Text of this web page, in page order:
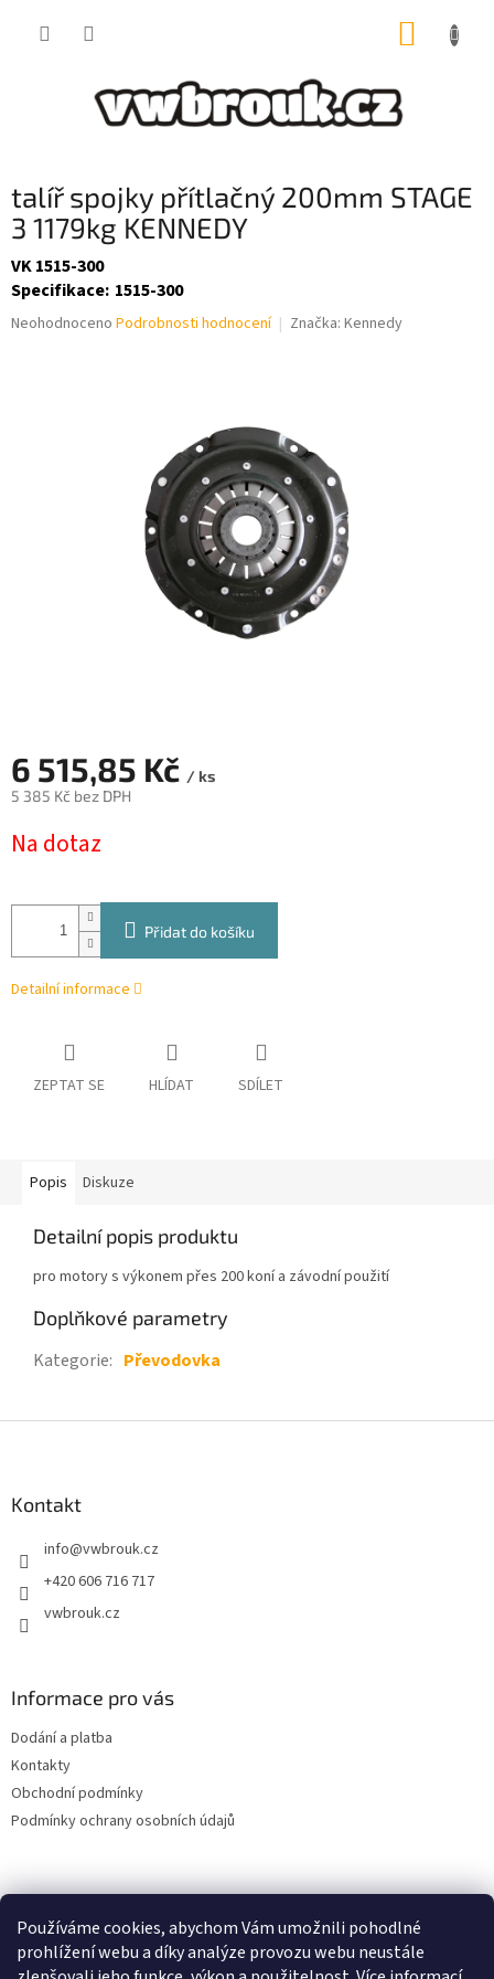
Používáme cookies, abychom Vám umožnili pohodlné
prohlížení webu a díky analýze provozu webu neustále
talíř spojky přítlačný 200mm STAGE
3 1179kg KENNEDY
VK 1515-300
Specifikace: 1515-300
Průměrné
Neohodnoceno Podrobnosti hodnocení Značka: Kennedy
6 515,85 Kč / ks
5 385 Kč bez DPH
cena:
Na dotaz
Přidat do košíku
Detailní informace
ZEPTAT SE HLÍDAT SDÍLET
Popis Diskuze
Detailní popis produktu
pro motory s výkonem přes 200 koní a závodní použití
Doplňkové parametry
Kategorie: Převodovka
Kontakt
info@vwbrouk.cz
+420 606 716 717
vwbrouk.cz
Informace pro vás
Dodání a platba
Kontakty
Obchodní podmínky
Podmínky ochrany osobních údajů